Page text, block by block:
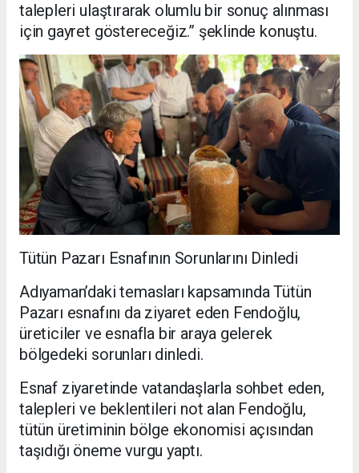
talepleri ulaştırarak olumlu bir sonuç alınması
için gayret göstereceğiz.” şeklinde konuştu.
Tütün Pazarı Esnafının Sorunlarını Dinledi
Adıyaman’daki temasları kapsamında Tütün
Pazarı esnafını da ziyaret eden Fendoğlu,
üreticiler ve esnafla bir araya gelerek
bölgedeki sorunları dinledi.
Esnaf ziyaretinde vatandaşlarla sohbet eden,
talepleri ve beklentileri not alan Fendoğlu,
tütün üretiminin bölge ekonomisi açısından
taşıdığı öneme vurgu yaptı.